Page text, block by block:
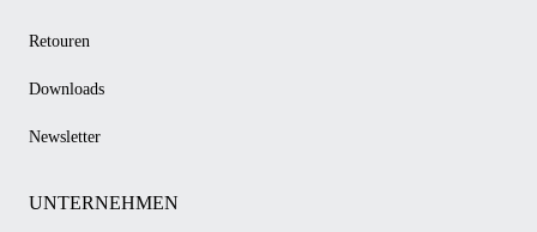
Retouren
Downloads
Newsletter
UNTERNEHMEN